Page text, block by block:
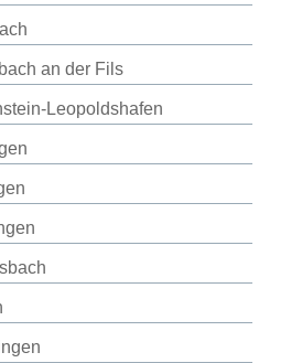
an der Fils
Leopoldshafen